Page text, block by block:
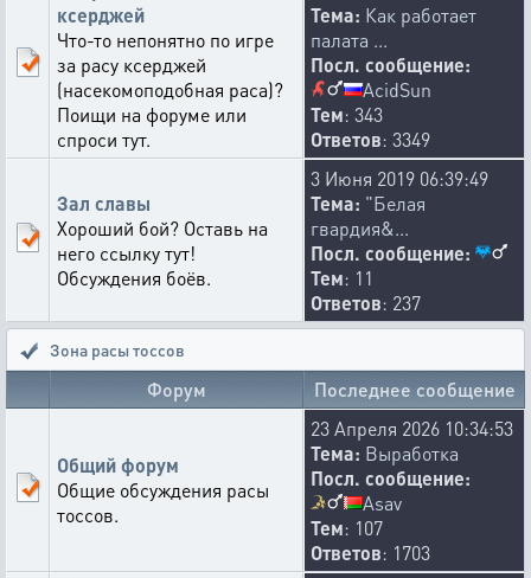
ксерджей
Что-то непонятно по игре
за расу ксерджей
(насекомоподобная раса)?
Поищи на форуме или
спроси тут.
Тема: Как работает
палата ...
Посл. сообщение:
AcidSun
Тем: 343
Ответов: 3349
Зал славы
Хороший бой? Оставь на
него ссылку тут!
Обсуждения боёв.
3 Июня 2019 06:39:49
Тема: "Белая
гвардия&...
Посл. сообщение:
Тем: 11
Ответов: 237
Зона расы тоссов
Форум Последнее сообщение
Общий форум
Общие обсуждения расы
тоссов.
23 Апреля 2026 10:34:53
Тема: Выработка
Посл. сообщение:
Asav
Тем: 107
Ответов: 1703